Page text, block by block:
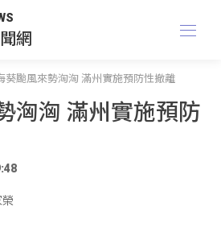
網
葵颱風來勢洶洶 滿州實施預防性撤離
洶洶 滿州實施預防